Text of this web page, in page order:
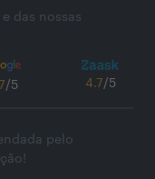
das nossas
/5 4.7/5
pelo